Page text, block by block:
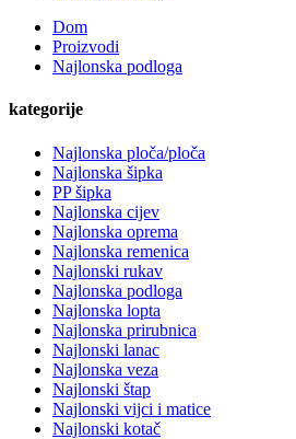
Dom
Proizvodi
Najlonska podloga
kategorije
Najlonska ploča/ploča
Najlonska šipka
PP šipka
Najlonska cijev
Najlonska oprema
Najlonska remenica
Najlonski rukav
Najlonska podloga
Najlonska lopta
Najlonska prirubnica
Najlonski lanac
Najlonska veza
Najlonski štap
Najlonski vijci i matice
Najlonski kotač